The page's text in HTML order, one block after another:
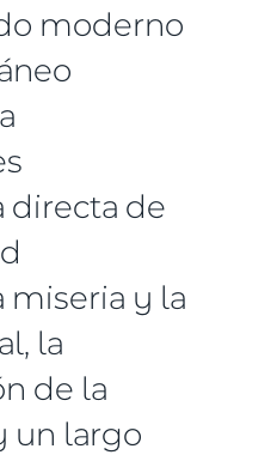
moderno
directa de
miseria y la
la
de la
un largo